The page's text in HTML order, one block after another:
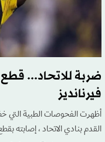
ضربة للاتحاد...
فيرنانديز
أظهرت الفحوصات الطبية التي
القدم بنادي الاتحاد ، إصابته